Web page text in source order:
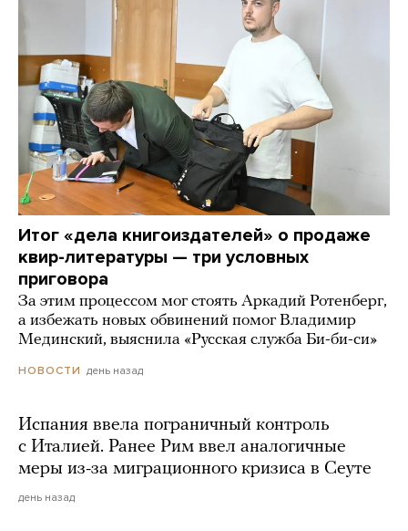
Итог «дела книгоиздателей» о продаже
квир-литературы — три условных
приговора
За этим процессом мог стоять Аркадий Ротенберг,
а избежать новых обвинений помог Владимир
Мединский, выяснила «Русская служба Би-би-си»
НОВОСТИ день назад
Испания ввела пограничный контроль
с Италией. Ранее Рим ввел аналогичные
меры из-за миграционного кризиса в Сеуте
день назад